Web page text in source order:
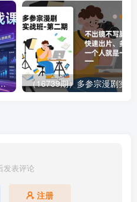
红书闲鱼开店，普通人用AI轻松变现，月入5万+
发表评论
注册